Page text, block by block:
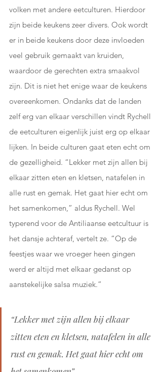
volken met andere eetculturen. Hierdoor
zijn beide keukens zeer divers. Ook wordt
er in beide keukens door deze invloeden
veel gebruik gemaakt van kruiden,
waardoor de gerechten extra smaakvol
zijn. Dit is niet het enige waar de keukens
overeenkomen. Ondanks dat de landen
zelf erg van elkaar verschillen vindt Rychell
de eetculturen eigenlijk juist erg op elkaar
lijken. In beide culturen gaat eten echt om
de gezelligheid. “Lekker met zijn allen bij
elkaar zitten eten en kletsen, natafelen in
alle rust en gemak. Het gaat hier echt om
het samenkomen,” aldus Rychell. Wel
typerend voor de Antiliaanse eetcultuur is
het dansje achteraf, vertelt ze. “Op de
feestjes waar we vroeger heen gingen
werd er altijd met elkaar gedanst op
aanstekelijke salsa muziek.”
“Lekker met zijn allen bij elkaar
zitten eten en kletsen, natafelen in alle
rust en gemak. Het gaat hier echt om